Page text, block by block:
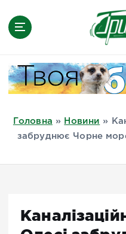
Головна » Новини »
забруднює Чорне